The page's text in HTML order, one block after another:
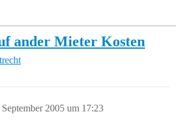
ander Mieter Kosten
September 2005 um 17:23